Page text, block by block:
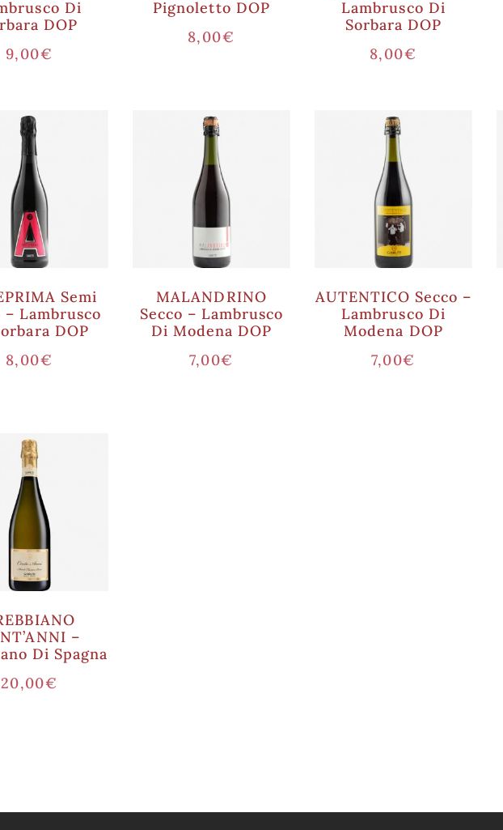
Di
DOP
9,00€
Pignoletto DOP
8,00€
Lambrusco Di
Sorbara DOP
8,00€
Semi
– Lambrusco
DOP
8,00€
MALANDRINO
Secco – Lambrusco
Di Modena DOP
7,00€
AUTENTICO Secco –
Lambrusco Di
Modena DOP
7,00€
–
Di Spagna
20,00€